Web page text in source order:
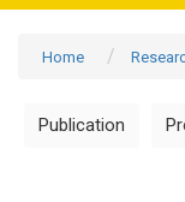
Home
Publication